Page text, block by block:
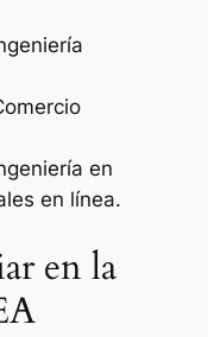
en
en línea.
en la